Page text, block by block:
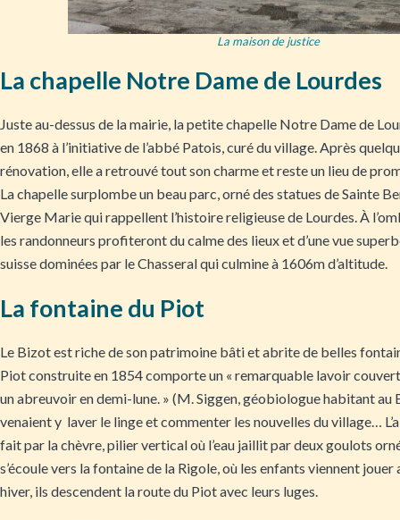
La maison de justice
La chapelle Notre Dame de Lourdes
Juste au-dessus de la mairie, la petite chapelle Notre Dame de
en 1868 à l’initiative de l’abbé Patois, curé du village. Après
rénovation, elle a retrouvé tout son charme et reste un lieu de
La chapelle surplombe un beau parc, orné des statues de Sainte
Vierge Marie qui rappellent l’histoire religieuse de Lourdes. À
les randonneurs profiteront du calme des lieux et d’une vue
suisse dominées par le Chasseral qui culmine à 1606m d’altitude.
La fontaine du Piot
Le Bizot est riche de son patrimoine bâti et abrite de belles
Piot construite en 1854 comporte un « remarquable lavoir
un abreuvoir en demi-lune. » (M. Siggen, géobiologue habitant au
venaient y laver le linge et commenter les nouvelles du village…
fait par la chèvre, pilier vertical où l’eau jaillit par deux goulots
s’écoule vers la fontaine de la Rigole, où les enfants viennent
hiver, ils descendent la route du Piot avec leurs luges.